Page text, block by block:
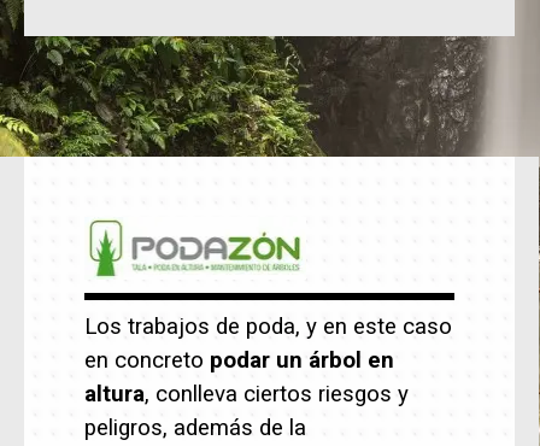
Los trabajos de poda, y en este caso
en concreto podar un árbol en
altura, conlleva ciertos riesgos y
peligros, además de la